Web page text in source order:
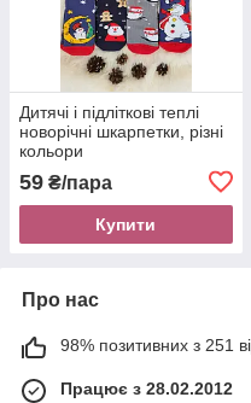
Дитячі і підліткові теплі
новорічні шкарпетки, різні
кольори
59 ₴/пара
Купити
Про нас
98% позитивних з 251
Працює з 28.02.2012